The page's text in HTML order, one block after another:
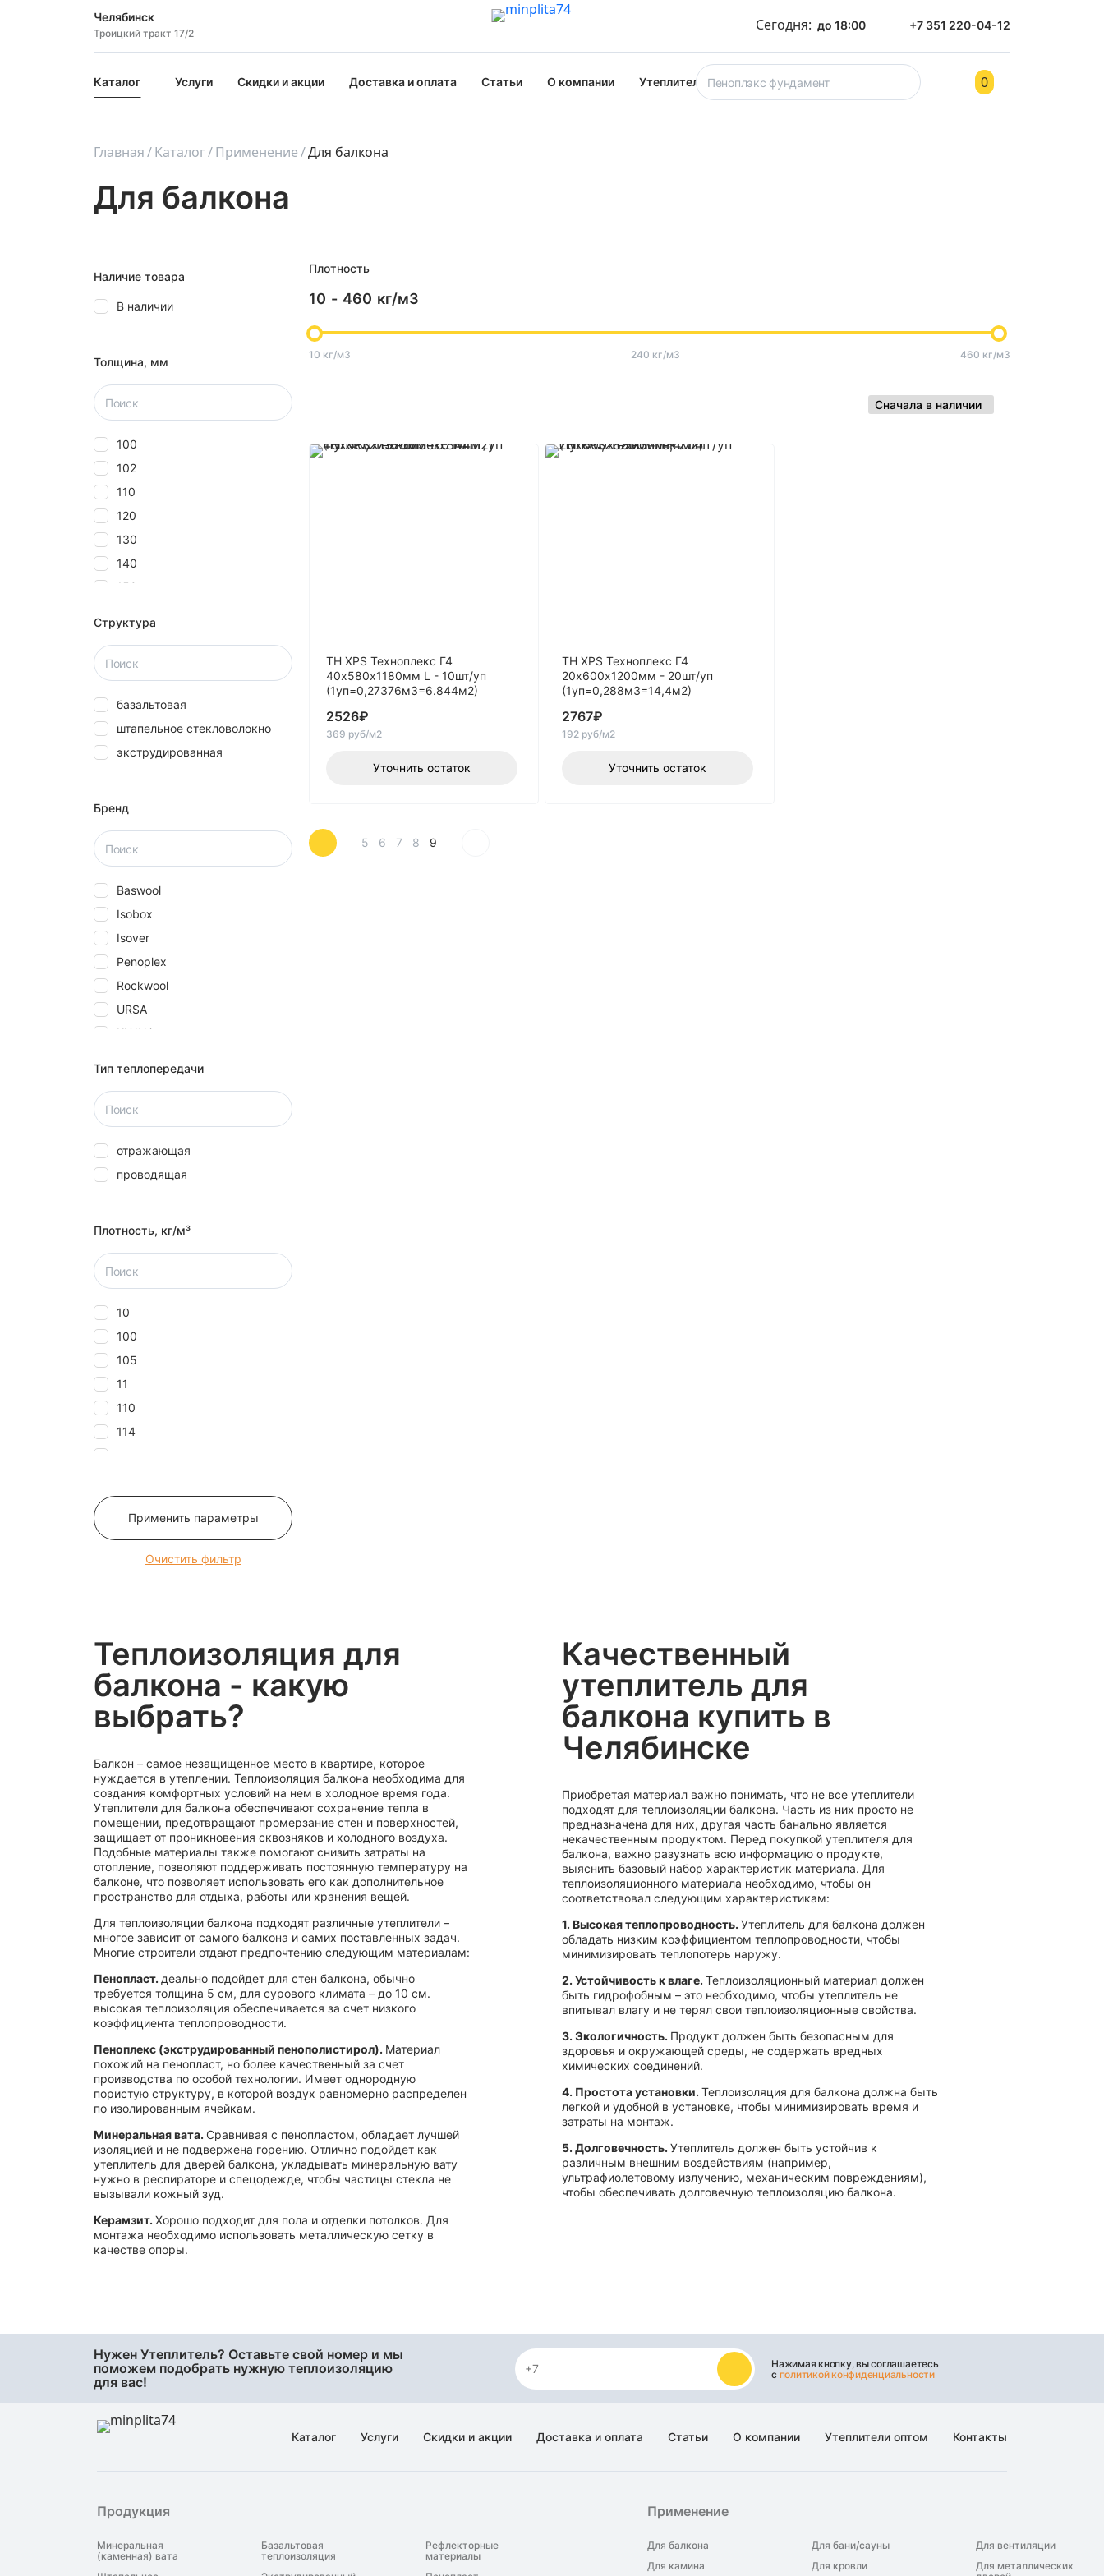
Челябинск
Троицкий тракт 17/2 Сегодня: до 18:00 +7 351 220-04-12
Каталог Услуги Скидки и акции Доставка и оплата Статьи О компании Утеплители оптом Контакты 0
Главная Каталог Применение Для балкона
Для балкона
Наличие товара
В наличии
Толщина, мм
100
102
110
120
130
140
150
20
2000
25
27
28
50
60
70
80
Структура
базальтовая
штапельное стекловолокно
экструдированная
Бренд
Baswool
Isobox
Isover
Penoplex
Rockwool
URSA
КНАУФ
Тип теплопередачи
отражающая
проводящая
Плотность, кг/м³
10
100
105
11
110
114
115
125
140
145
15
150
160
165
170
175
180
190
20
22
25
27
28
30
34
35
36
38
40
45
48
50
80
90
95
Применить параметры
Очистить фильтр
Плотность
10 - 460 кг/м3
10 кг/м3 240 кг/м3 460 кг/м3
ТН XPS Техноплекс Г4
40х580х1180мм L - 10шт/уп
(1уп=0,27376м3=6.844м2)
2526₽
369 руб/м2
Уточнить остаток
ТН XPS Техноплекс Г4
20х600х1200мм - 20шт/уп
(1уп=0,288м3=14,4м2)
2767₽
192 руб/м2
Уточнить остаток
5 6 7 8 9
Теплоизоляция для
балкона - какую
выбрать?
Балкон – самое незащищенное место в квартире, которое
нуждается в утеплении. Теплоизоляция балкона необходима для
создания комфортных условий на нем в холодное время года.
Утеплители для балкона обеспечивают сохранение тепла в
помещении, предотвращают промерзание стен и поверхностей,
защищает от проникновения сквозняков и холодного воздуха.
Подобные материалы также помогают снизить затраты на
отопление, позволяют поддерживать постоянную температуру на
балконе, что позволяет использовать его как дополнительное
пространство для отдыха, работы или хранения вещей.
Для теплоизоляции балкона подходят различные утеплители –
многое зависит от самого балкона и самих поставленных задач.
Многие строители отдают предпочтению следующим материалам:
Пенопласт. деально подойдет для стен балкона, обычно
требуется толщина 5 см, для сурового климата – до 10 см.
высокая теплоизоляция обеспечивается за счет низкого
коэффициента теплопроводности.
Пеноплекс (экструдированный пенополистирол). Материал
похожий на пенопласт, но более качественный за счет
производства по особой технологии. Имеет однородную
пористую структуру, в которой воздух равномерно распределен
по изолированным ячейкам.
Минеральная вата. Сравнивая с пенопластом, обладает лучшей
изоляцией и не подвержена горению. Отлично подойдет как
утеплитель для дверей балкона, укладывать минеральную вату
нужно в респираторе и спецодежде, чтобы частицы стекла не
вызывали кожный зуд.
Керамзит. Хорошо подходит для пола и отделки потолков. Для
монтажа необходимо использовать металлическую сетку в
качестве опоры.
Качественный
утеплитель для
балкона купить в
Челябинске
Приобретая материал важно понимать, что не все утеплители
подходят для теплоизоляции балкона. Часть из них просто не
предназначена для них, другая часть банально является
некачественным продуктом. Перед покупкой утеплителя для
балкона, важно разузнать всю информацию о продукте,
выяснить базовый набор характеристик материала. Для
теплоизоляционного материала необходимо, чтобы он
соответствовал следующим характеристикам:
1. Высокая теплопроводность. Утеплитель для балкона должен
обладать низким коэффициентом теплопроводности, чтобы
минимизировать теплопотерь наружу.
2. Устойчивость к влаге. Теплоизоляционный материал должен
быть гидрофобным – это необходимо, чтобы утеплитель не
впитывал влагу и не терял свои теплоизоляционные свойства.
3. Экологичность. Продукт должен быть безопасным для
здоровья и окружающей среды, не содержать вредных
химических соединений.
4. Простота установки. Теплоизоляция для балкона должна быть
легкой и удобной в установке, чтобы минимизировать время и
затраты на монтаж.
5. Долговечность. Утеплитель должен быть устойчив к
различным внешним воздействиям (например,
ультрафиолетовому излучению, механическим повреждениям),
чтобы обеспечивать долговечную теплоизоляцию балкона.
Нужен Утеплитель? Оставьте свой номер и мы
поможем подобрать нужную теплоизоляцию
для вас!
Нажимая кнопку, вы соглашаетесь
с политикой конфиденциальности
Каталог Услуги Скидки и акции Доставка и оплата Статьи О компании Утеплители оптом Контакты
Продукция
Минеральная
(каменная) вата
Базальтовая
теплоизоляция
Рефлекторные
материалы
Применение
Для балкона Для бани/сауны
Для вентиляции
Для камина
Для кровли
Для металлических